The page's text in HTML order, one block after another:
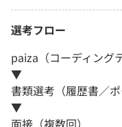
選考フロー
paiza（コーディング
▼
書類選考（履歴書／ポ
▼